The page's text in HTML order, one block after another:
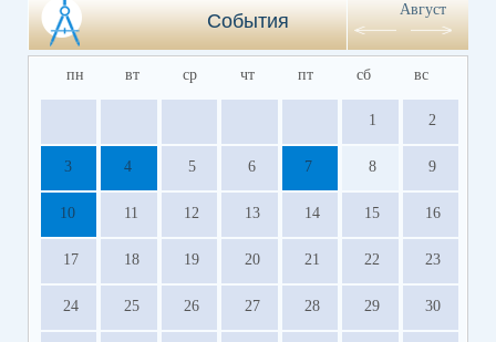
События
Август
пн вт ср чт пт сб вс
1 2
3 4 5 6 7 8 9
10 11 12 13 14 15 16
17 18 19 20 21 22 23
24 25 26 27 28 29 30